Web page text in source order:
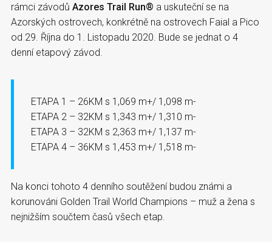
rámci závodů Azores Trail Run®️ a uskuteční se na
Azorských ostrovech, konkrétně na ostrovech Faial a Pico
od 29. Října do 1. Listopadu 2020. Bude se jednat o 4
denní etapový závod.
ETAPA 1 – 26KM s 1,069 m+/ 1,098 m-
ETAPA 2 – 32KM s 1,343 m+/ 1,310 m-
ETAPA 3 – 32KM s 2,363 m+/ 1,137 m-
ETAPA 4 – 36KM s 1,453 m+/ 1,518 m-
Na konci tohoto 4 denního soutěžení budou známi a
korunováni Golden Trail World Champions – muž a žena s
nejnižším součtem časů všech etap.